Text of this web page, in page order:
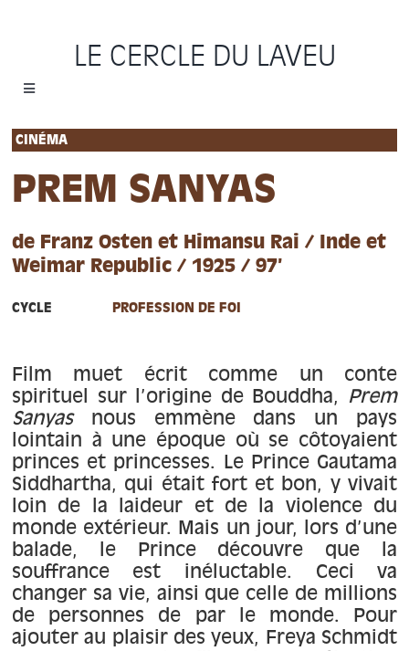
LE CERCLE DU LAVEU
Toggle
Accueil
Cycles
Programme
Location
À propos
Contact
CINÉMA
PREM SANYAS
de Franz Osten et Himansu Rai / Inde et
Weimar Republic / 1925 / 97’
CYCLE PROFESSION DE FOI
Film muet écrit comme un conte
spirituel sur l’origine de Bouddha, Prem
Sanyasnous emmène dans un pays
lointain à une époque où se côtoyaient
princes et princesses. Le Prince Gautama
Siddhartha, qui était fort et bon, y vivait
loin de la laideur et de la violence du
monde extérieur. Mais un jour, lors d’une
balade, le Prince découvre que la
souffrance est inéluctable. Ceci va
changer sa vie, ainsi que celle de millions
de personnes de par le monde. Pour
ajouter au plaisir des yeux, Freya Schmidt